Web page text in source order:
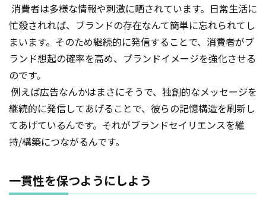
消費者は多様な情報や刺激に晒されています。日常生活に
忙殺されれば、ブランドの存在なんて簡単に忘れられてし
まいます。そのため継続的に発信することで、消費者がブ
ランド想起の確率を高め、ブランドイメージを強化させる
のです。
例えば広告なんかはまさにそうで、独創的なメッセージを
継続的に発信してあげることで、彼らの記憶構造を刷新し
てあげているんです。それがブランドセイリエンスを維
持/構築につながるんです。
一貫性を保つようにしよう